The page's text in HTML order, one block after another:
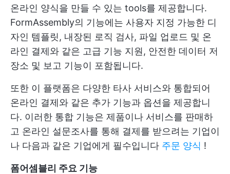
온라인 양식을 만들 수 있는 tools를 제공합니다.
FormAssembly의 기능에는 사용자 지정 가능한 디
자인 템플릿, 내장된 로직 검사, 파일 업로드 및 온
라인 결제와 같은 고급 기능 지원, 안전한 데이터 저
장소 및 보고 기능이 포함됩니다.
또한 이 플랫폼은 다양한 타사 서비스와 통합되어
온라인 결제와 같은 추가 기능과 옵션을 제공합니
다. 이러한 통합 기능은 제품이나 서비스를 판매하
고 온라인 설문조사를 통해 결제를 받으려는 기업이
나 다음과 같은 기업에게 필수입니다 주문 양식 !
폼어셈블리 주요 기능